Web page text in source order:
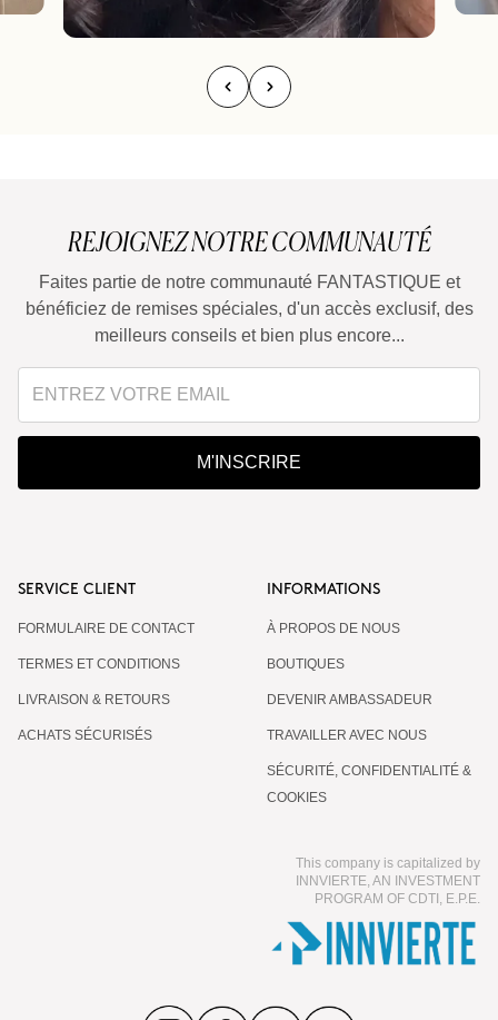
REJOIGNEZ NOTRE COMMUNAUTÉ
Faites partie de notre communauté FANTASTIQUE et
bénéficiez de remises spéciales, d'un accès exclusif, des
meilleurs conseils et bien plus encore...
M'INSCRIRE
SERVICE CLIENT
FORMULAIRE DE CONTACT
TERMES ET CONDITIONS
LIVRAISON & RETOURS
ACHATS SÉCURISÉS
INFORMATIONS
À PROPOS DE NOUS
BOUTIQUES
DEVENIR AMBASSADEUR
TRAVAILLER AVEC NOUS
SÉCURITÉ, CONFIDENTIALITÉ &
COOKIES
This company is capitalized by
INNVIERTE, AN INVESTMENT
PROGRAM OF CDTI, E.P.E.